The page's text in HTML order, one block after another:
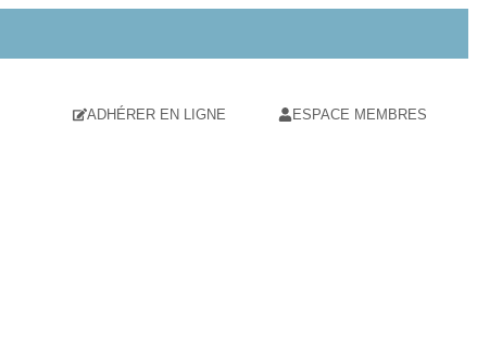
ADHÉRER EN LIGNE ESPACE MEMBRES